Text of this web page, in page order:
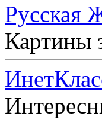
Русская
Картины